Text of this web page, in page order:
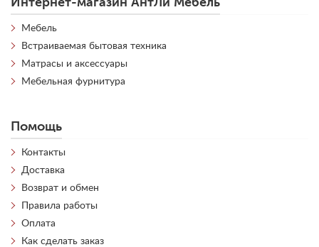
Мебель
Встраиваемая бытовая техника
Матрасы и аксессуары
Мебельная фурнитура
Помощь
Контакты
Доставка
Возврат и обмен
Правила работы
Оплата
Как сделать заказ